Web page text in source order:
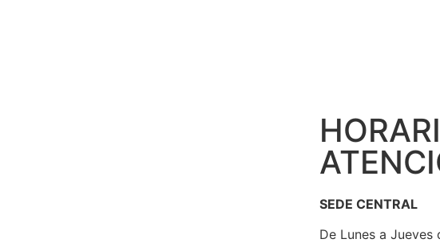
SEDE CENTRAL
De Lunes a Jueves